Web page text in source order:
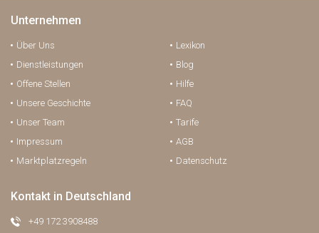
Unternehmen
Über Uns
Dienstleistungen
Offene Stellen
Unsere Geschichte
Unser Team
Impressum
Marktplatzregeln
Lexikon
Blog
Hilfe
FAQ
Tarife
AGB
Datenschutz
Kontakt in Deutschland
+49 172 3908488